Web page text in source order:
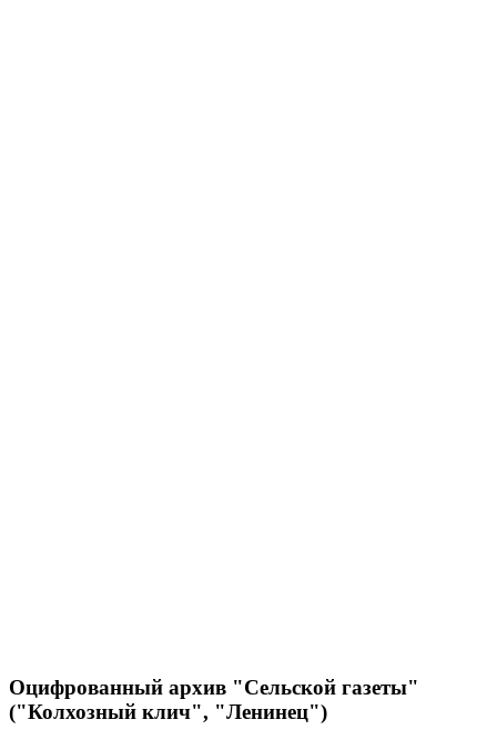
Оцифрованный архив "Сельской газеты"
("Колхозный клич", "Ленинец")